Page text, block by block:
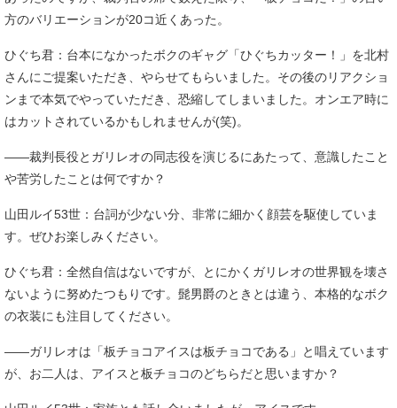
方のバリエーションが20コ近くあった。
ひぐち君：台本になかったボクのギャグ「ひぐちカッター！」を北村
さんにご提案いただき、やらせてもらいました。その後のリアクショ
ンまで本気でやっていただき、恐縮してしまいました。オンエア時に
はカットされているかもしれませんが(笑)。
――裁判長役とガリレオの同志役を演じるにあたって、意識したこと
や苦労したことは何ですか？
山田ルイ53世：台詞が少ない分、非常に細かく顔芸を駆使していま
す。ぜひお楽しみください。
ひぐち君：全然自信はないですが、とにかくガリレオの世界観を壊さ
ないように努めたつもりです。髭男爵のときとは違う、本格的なボク
の衣装にも注目してください。
――ガリレオは「板チョコアイスは板チョコである」と唱えています
が、お二人は、アイスと板チョコのどちらだと思いますか？